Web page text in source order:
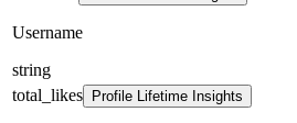
Username
string
total_likes
Profile Lifetime Insights